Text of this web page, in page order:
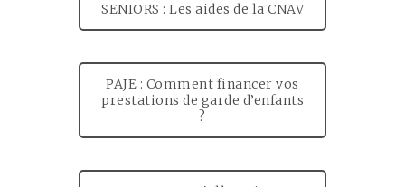
SENIORS : Les aides de la CNAV
PAJE : Comment financer vos
prestations de garde d’enfants
?